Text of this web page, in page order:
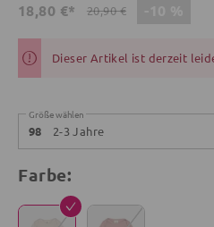
18,80 €* 20,90 €
Dieser Artikel ist derzeit
Größe wählen
98 2-3 Jahre
Farbe: